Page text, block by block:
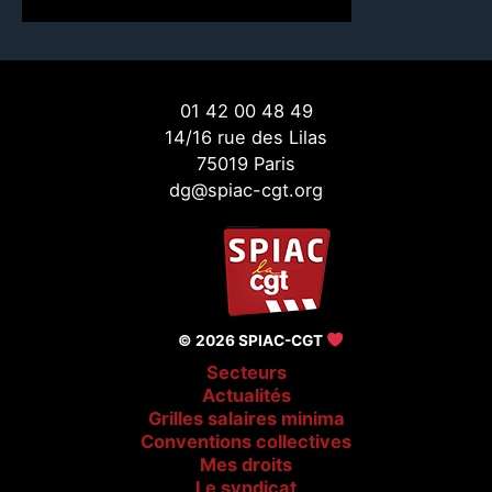
01 42 00 48 49
14/16 rue des Lilas
75019 Paris
dg@spiac-cgt.org
© 2026 SPIAC-CGT
Secteurs
Actualités
Grilles salaires minima
Conventions collectives
Mes droits
Le syndicat